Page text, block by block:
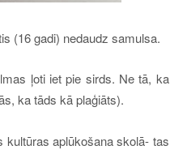
(16 gadi) nedaudz samulsa.
ļoti iet pie sirds. Ne tā, ka
ka tāds kā plaģiāts).
kultūras aplūkošana skolā- tas